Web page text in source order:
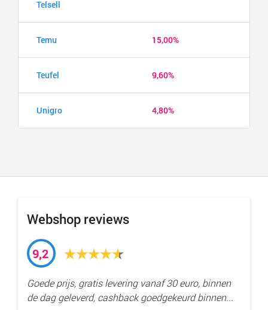
Telsell
Temu 15,00%
Teufel 9,60%
Unigro 4,80%
Webshop reviews
9,2
Goede prijs, gratis levering vanaf 30 euro, binnen
de dag geleverd, cashback goedgekeurd binnen...